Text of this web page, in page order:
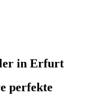
in Erfurt
perfekte